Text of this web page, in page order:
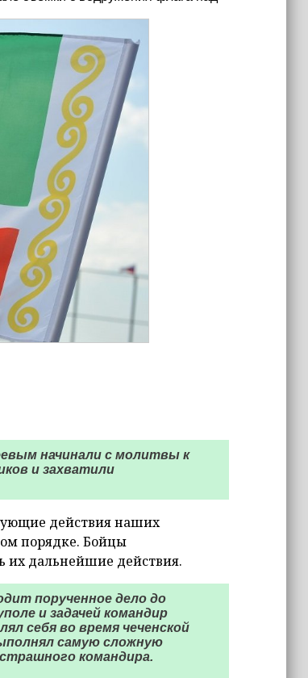
начинали с молитвы к
и захватили
действия наших
порядке. Бойцы
их дальнейшие действия.
порученное дело до
и задачей командир
себя во время чеченской
самую сложную
командира.